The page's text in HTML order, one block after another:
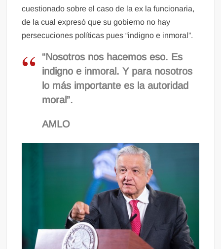
cuestionado sobre el caso de la ex la funcionaria,
de la cual expresó que su gobierno no hay
persecuciones políticas pues “indigno e inmoral”.
“Nosotros nos hacemos eso. Es
indigno e inmoral. Y para nosotros
lo más importante es la autoridad
moral”.
AMLO